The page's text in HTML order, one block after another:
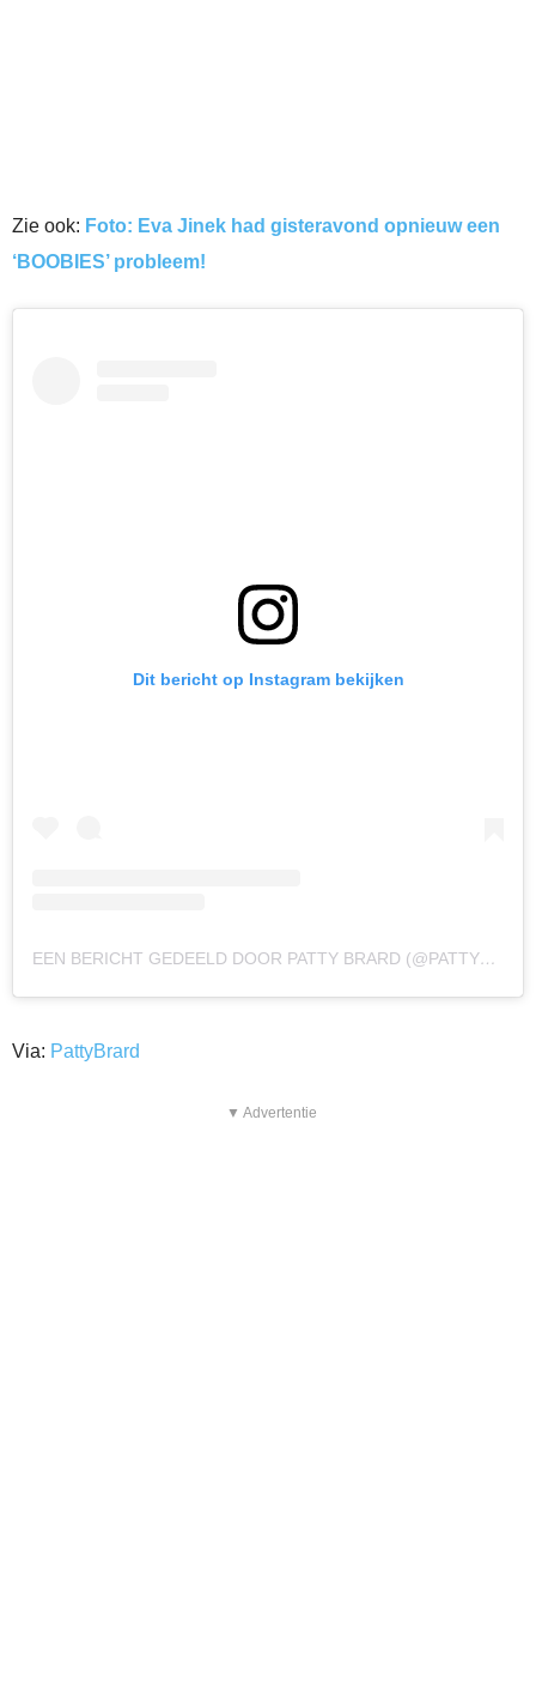
Zie ook: Foto: Eva Jinek had gisteravond opnieuw een
‘BOOBIES’ probleem!
Dit bericht op Instagram bekijken
EEN BERICHT GEDEELD DOOR PATTY BRARD (@PATTYBRARD)
Via: PattyBrard
▼ Advertentie